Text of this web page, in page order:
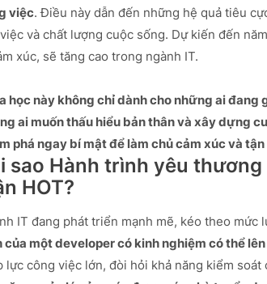
việc. Điều này dẫn đến những hệ quả tiêu
và chất lượng cuộc sống. Dự kiến đến
xúc, sẽ tăng cao trong ngành IT.
học này không chỉ dành cho những ai đang
ai muốn thấu hiểu bản thân và xây dựng
phá ngay bí mật để làm chủ cảm xúc và
sao Hành trình yêu
HOT?
IT đang phát triển mạnh mẽ, kéo theo mức
của một developer có kinh nghiệm có thể
lực công việc lớn, đòi hỏi khả năng kiểm soát